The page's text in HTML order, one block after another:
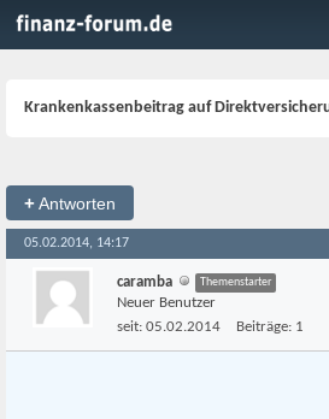
Krankenkassenbeitrag auf
+Antworten
05.02.2014, 14:17
caramba Themenstarter
Neuer Benutzer
seit: 05.02.2014 Beiträge: 1